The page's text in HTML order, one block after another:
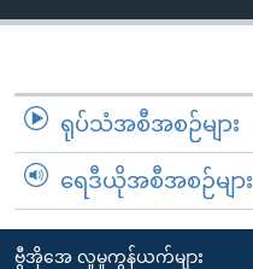
ရန်
ရုပ်သံအစီအစဉ်များ
ရေဒီယိုအစီအစဉ်များ
ဗွီအိုအေ လူမှုကွန်ယက်များ